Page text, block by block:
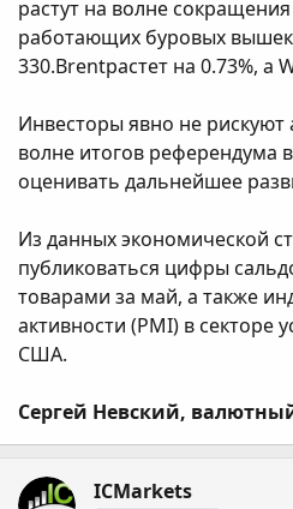
растут на волне
работающих буровых вышек
330.Brentрастет на 0.73%, а
Инвесторы явно не рискуют
волне итогов референдума
оценивать дальнейшее
Из данных экономической
публиковаться цифры
товарами за май, а также
активности (PMI) в секторе
США.
Сергей Невский,
ICMarkets